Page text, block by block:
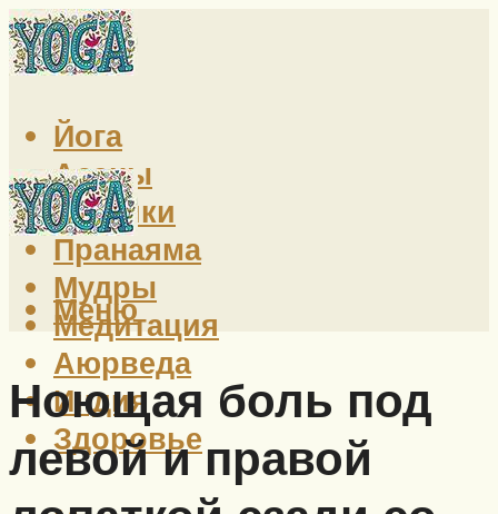
Йога
Асаны
Техники
Пранаяма
Мудры
Медитация
Аюрведа
Индия
Здоровье
Меню
Ноющая боль под
левой и правой